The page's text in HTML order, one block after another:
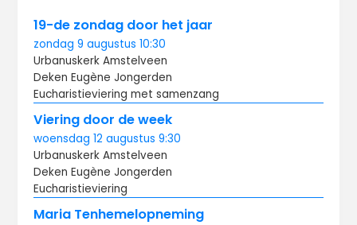
19-de zondag door het jaar
zondag 9 augustus10:30
Urbanuskerk Amstelveen
Deken Eugène Jongerden
Eucharistieviering met samenzang
Viering door de week
woensdag 12 augustus9:30
Urbanuskerk Amstelveen
Deken Eugène Jongerden
Eucharistieviering
Maria Tenhemelopneming